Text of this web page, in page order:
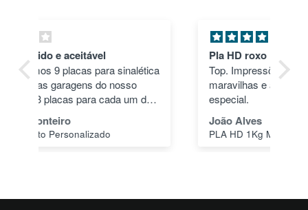
Pla HD roxo
Top. Impressões correram às mil
maravilhas e a cor deu um toque
especial.
João Alves
PLA HD 1Kg MORADO WINKLE - LILÁS – WINKLE